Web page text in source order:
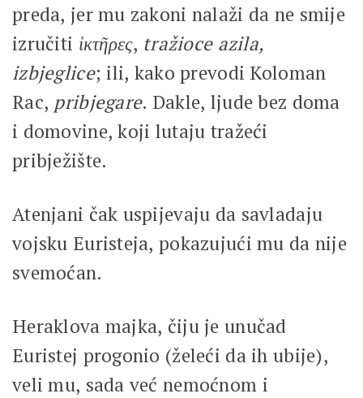
preda, jer mu zakoni nalaži da ne smije
izručiti ἱκτῆρες, tražioce azila,
izbjeglice; ili, kako prevodi Koloman
Rac, pribjegare. Dakle, ljude bez doma
i domovine, koji lutaju tražeći
pribježište.
Atenjani čak uspijevaju da savladaju
vojsku Euristeja, pokazujući mu da nije
svemoćan.
Heraklova majka, čiju je unučad
Euristej progonio (želeći da ih ubije),
veli mu, sada već nemoćnom i